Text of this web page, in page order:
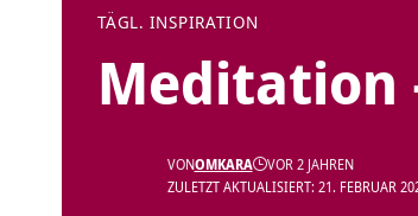
TÄGL. INSPIRATION
Meditation
ZULETZT AKTUALISIERT: 21. FEBRUAR
VONOMKARA VOR 2 JAHREN